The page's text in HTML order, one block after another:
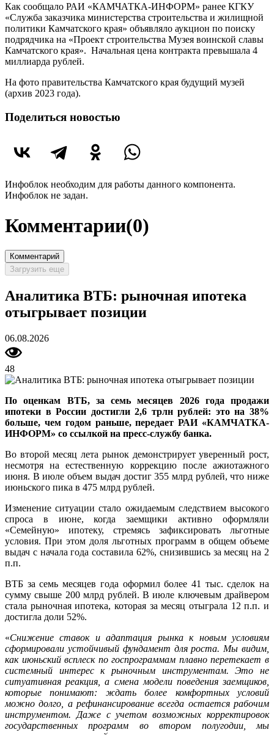
Как сообщало РАИ «КАМЧАТКА-ИНФОРМ» ранее КГКУ
«Служба заказчика министерства строительства и жилищной
политики Камчатского края» объявляло аукцион по поиску
подрядчика на «Проект строительства Музея воинской славы
Камчатского края». Начальная цена контракта превышала 4
миллиарда рублей.
На фото правительства Камчатского края будущий музей
(архив 2023 года).
Поделиться новостью
Инфоблок необходим для работы данного компонента.
Инфоблок не задан.
Комментарии(0)
Комментарий
Загрузить еще
Аналитика ВТБ: рыночная ипотека
отыгрывает позиции
06.08.2026
48
По оценкам ВТБ, за семь месяцев 2026 года продажи
ипотеки в России достигли 2,6 трлн рублей: это на 38%
больше, чем годом раньше, передает РАИ «КАМЧАТКА-
ИНФОРМ» со ссылкой на пресс-службу банка.
Во второй месяц лета рынок демонстрирует уверенный рост,
несмотря на естественную коррекцию после ажиотажного
июня. В июле объем выдач достиг 355 млрд рублей, что ниже
июньского пика в 475 млрд рублей.
Изменение ситуации стало ожидаемым следствием высокого
спроса в июне, когда заемщики активно оформляли
«Семейную» ипотеку, стремясь зафиксировать льготные
условия. При этом доля льготных программ в общем объеме
выдач с начала года составила 62%, снизившись за месяц на 2
п.п.
ВТБ за семь месяцев года оформил более 41 тыс. сделок на
сумму свыше 200 млрд рублей. В июле ключевым драйвером
стала рыночная ипотека, которая за месяц отыграла 12 п.п. и
достигла доли 52%.
«Снижение ставок и адаптация рынка к новым условиям
сформировали устойчивый фундамент для роста. Мы видим,
как июньский всплеск по госпрограммам плавно перетекает в
системный интерес к рыночным инструментам. Это не
ситуативная реакция, а смена модели поведения заемщиков,
которые понимают: ждать более комфортных условий
можно долго, а рефинансирование всегда остается рабочим
инструментом. Даже с учетом возможных корректировок
государственных программ во втором полугодии, мы